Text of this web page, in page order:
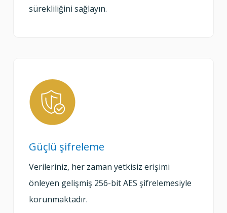
sürekliliğini sağlayın.
Güçlü şifreleme
Verileriniz, her zaman yetkisiz erişimi
önleyen gelişmiş 256-bit AES şifrelemesiyle
korunmaktadır.